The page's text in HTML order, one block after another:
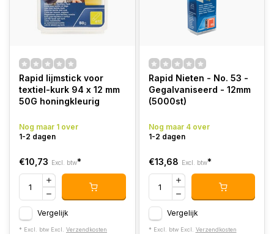
Rapid lijmstick voor
textiel-kurk 94 x 12 mm
50G honingkleurig
Nog maar 1 over
1-2 dagen
€10,73 Excl. btw*
Vergelijk
* Excl. btw Excl. Verzendkosten
Rapid Nieten - No. 53 -
Gegalvaniseerd - 12mm
(5000st)
Nog maar 4 over
1-2 dagen
€13,68 Excl. btw*
Vergelijk
* Excl. btw Excl. Verzendkosten